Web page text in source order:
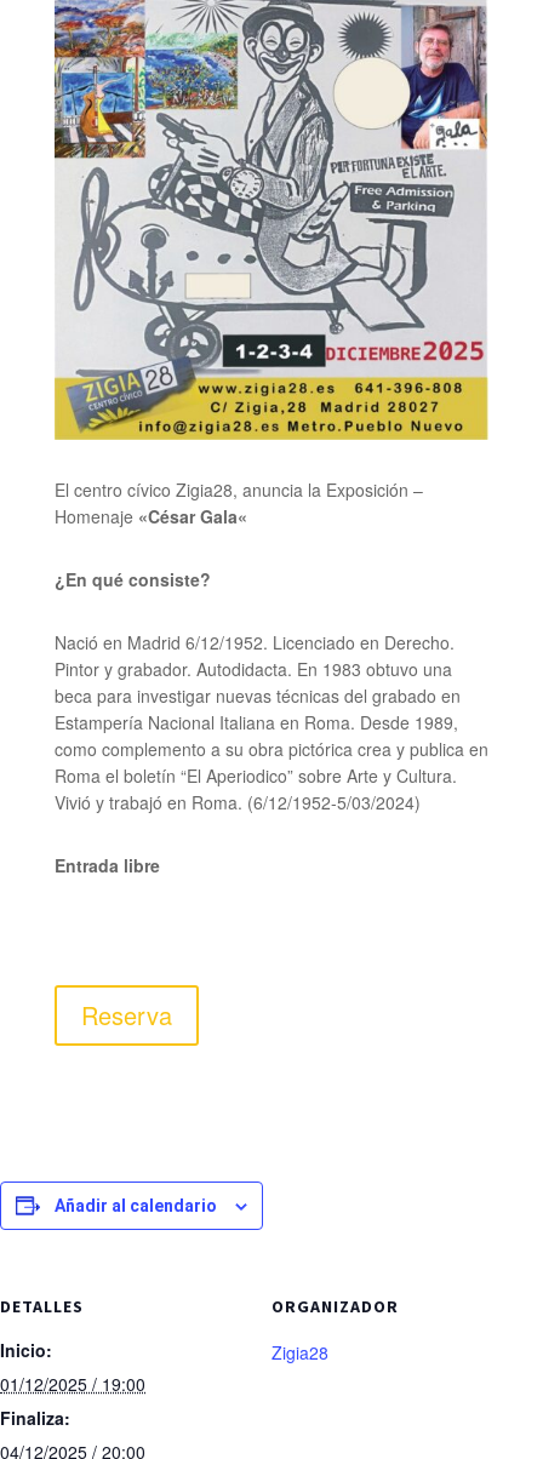
El centro cívico Zigia28, anuncia la Exposición –
Homenaje «César Gala«
¿En qué consiste?
Nació en Madrid 6/12/1952. Licenciado en Derecho.
Pintor y grabador. Autodidacta. En 1983 obtuvo una
beca para investigar nuevas técnicas del grabado en
Estampería Nacional Italiana en Roma. Desde 1989,
como complemento a su obra pictórica crea y publica en
Roma el boletín “El Aperiodico” sobre Arte y Cultura.
Vivió y trabajó en Roma. (6/12/1952-5/03/2024)
Entrada libre
Reserva
Añadir al calendario
DETALLES
Inicio:
01/12/2025 / 19:00
Finaliza:
04/12/2025 / 20:00
ORGANIZADOR
Zigia28